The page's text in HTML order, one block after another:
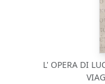
L' OPERA DI